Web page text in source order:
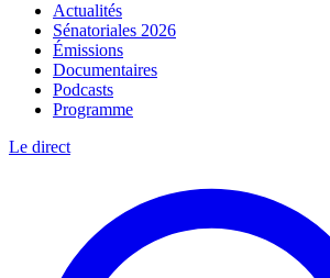
Actualités
Sénatoriales 2026
Émissions
Documentaires
Podcasts
Programme
Le direct